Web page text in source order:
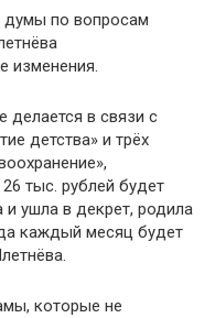
думы по вопросам
изменения.
делается в связи с
детства» и трёх
тыс. рублей будет
и ушла в декрет, родила
каждый месяц будет
которые не